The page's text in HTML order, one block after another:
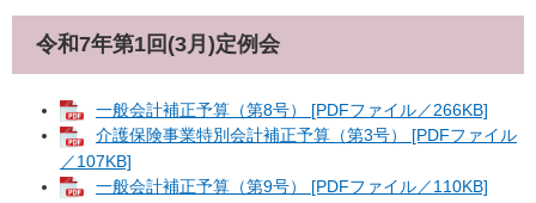
令和7年第1回(3月)定例会
​​一般会計補正予算（第8号） [PDFファイル／266KB]
介護保険事業特別会計補正予算（第3号） [PDFファイル
／107KB]
一般会計補正予算（第9号） [PDFファイル／110KB]